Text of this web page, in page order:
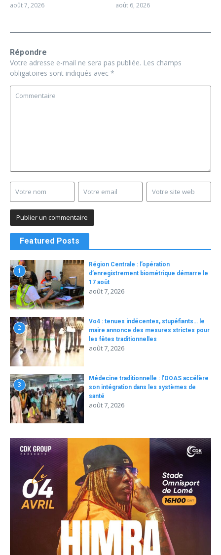
août 7, 2026 août 6, 2026
Répondre
Votre adresse e-mail ne sera pas publiée. Les champs
obligatoires sont indiqués avec *
Featured Posts
1
Région Centrale : l’opération
d’enregistrement biométrique démarre le
17 août
août 7, 2026
2
Vo4 : tenues indécentes, stupéfiants… le
maire annonce des mesures strictes pour
les fêtes traditionnelles
août 7, 2026
3
Médecine traditionnelle : l’OOAS accélère
son intégration dans les systèmes de
santé
août 7, 2026